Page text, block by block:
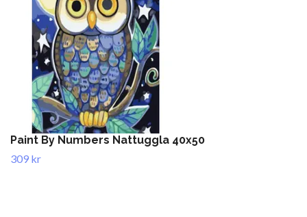
Paint By Numbers Nattuggla 40x50
309 kr